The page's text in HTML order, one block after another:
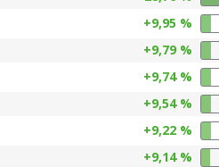
+9,95 %
+9,79 %
+9,74 %
+9,54 %
+9,22 %
+9,14 %